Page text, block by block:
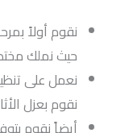
نقوم أولاً
حيث نملك
نعمل على
نقوم بعزل
أيضاً نقوم